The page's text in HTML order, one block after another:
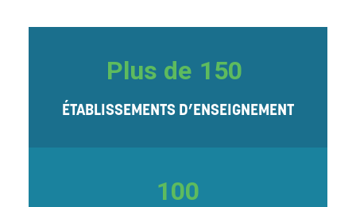
Plus de 150
ÉTABLISSEMENTS D’ENSEIGNEMENT
100